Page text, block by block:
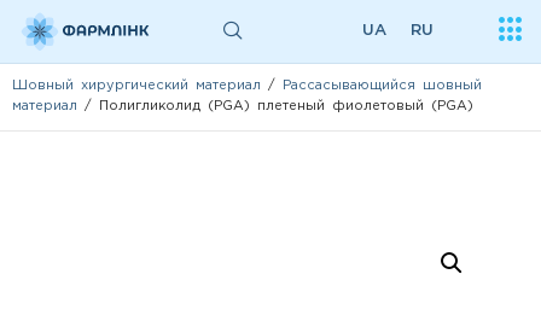
UA RU
Шовный хирургический материал /
Рассасывающийся шовный
материал / Полигликолид (PGA) плетеный фиолетовый (PGA)